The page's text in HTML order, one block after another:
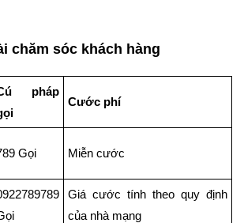
chăm sóc khách hàng
pháp
Cước phí
Gọi Miễn cước
Giá cước tính theo quy định
của nhà mạng